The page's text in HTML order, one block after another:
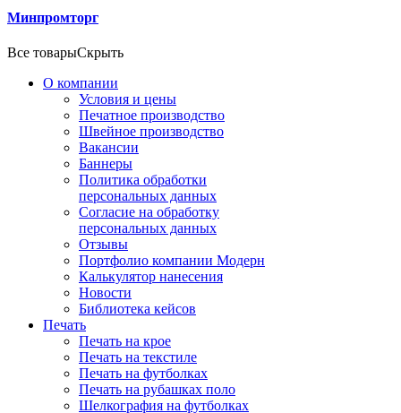
Минпромторг
Все товарыСкрыть
О компании
Условия и цены
Печатное производство
Швейное производство
Вакансии
Баннеры
Политика обработки
персональных данных
Согласие на обработку
персональных данных
Отзывы
Портфолио компании Модерн
Калькулятор нанесения
Новости
Библиотека кейсов
Печать
Печать на крое
Печать на текстиле
Печать на футболках
Печать на рубашках поло
Шелкография на футболках